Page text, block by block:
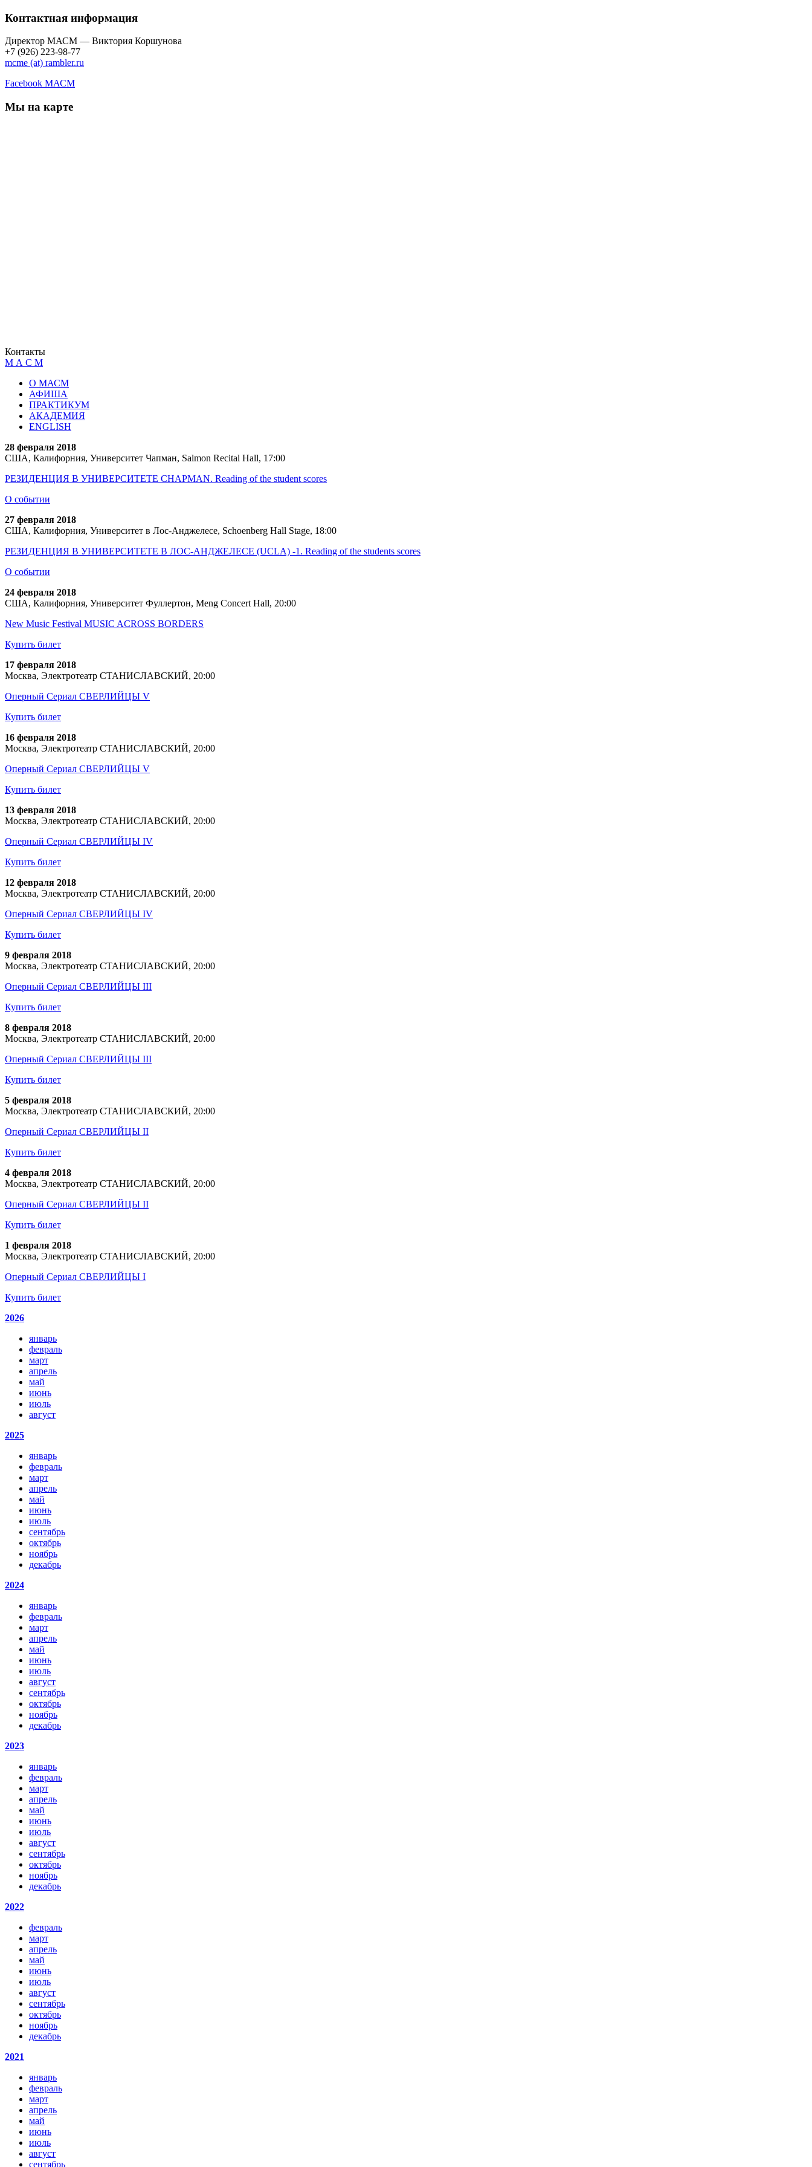
Контактная информация
Директор МАСМ — Виктория Коршунова
+7 (926) 223-98-77
mcme (at) rambler.ru
Facebook МАСМ
Мы на карте
Контакты
М А С М
О МАСМ
АФИША
ПРАКТИКУМ
АКАДЕМИЯ
ENGLISH
28 февраля 2018
США, Калифорния, Университет Чапман, Salmon Recital Hall, 17:00
РЕЗИДЕНЦИЯ В УНИВЕРСИТЕТЕ CHAPMAN. Reading of the student scores
О событии
27 февраля 2018
США, Калифорния, Университет в Лос-Анджелесе, Schoenberg Hall Stage, 18:00
РЕЗИДЕНЦИЯ В УНИВЕРСИТЕТЕ В ЛОС-АНДЖЕЛЕСЕ (UCLA) -1. Reading of the students scores
О событии
24 февраля 2018
США, Калифорния, Университет Фуллертон, Meng Concert Hall, 20:00
New Music Festival MUSIC ACROSS BORDERS
Купить билет
17 февраля 2018
Москва, Электротеатр СТАНИСЛАВСКИЙ, 20:00
Оперный Сериал СВЕРЛИЙЦЫ V
Купить билет
16 февраля 2018
Москва, Электротеатр СТАНИСЛАВСКИЙ, 20:00
Оперный Сериал СВЕРЛИЙЦЫ V
Купить билет
13 февраля 2018
Москва, Электротеатр СТАНИСЛАВСКИЙ, 20:00
Оперный Сериал СВЕРЛИЙЦЫ IV
Купить билет
12 февраля 2018
Москва, Электротеатр СТАНИСЛАВСКИЙ, 20:00
Оперный Сериал СВЕРЛИЙЦЫ IV
Купить билет
9 февраля 2018
Москва, Электротеатр СТАНИСЛАВСКИЙ, 20:00
Оперный Сериал СВЕРЛИЙЦЫ III
Купить билет
8 февраля 2018
Москва, Электротеатр СТАНИСЛАВСКИЙ, 20:00
Оперный Сериал СВЕРЛИЙЦЫ III
Купить билет
5 февраля 2018
Москва, Электротеатр СТАНИСЛАВСКИЙ, 20:00
Оперный Сериал СВЕРЛИЙЦЫ II
Купить билет
4 февраля 2018
Москва, Электротеатр СТАНИСЛАВСКИЙ, 20:00
Оперный Сериал СВЕРЛИЙЦЫ II
Купить билет
1 февраля 2018
Москва, Электротеатр СТАНИСЛАВСКИЙ, 20:00
Оперный Сериал СВЕРЛИЙЦЫ I
Купить билет
2026
январь
февраль
март
апрель
май
июнь
июль
август
2025
январь
февраль
март
апрель
май
июнь
июль
сентябрь
октябрь
ноябрь
декабрь
2024
январь
февраль
март
апрель
май
июнь
июль
август
сентябрь
октябрь
ноябрь
декабрь
2023
январь
февраль
март
апрель
май
июнь
июль
август
сентябрь
октябрь
ноябрь
декабрь
2022
февраль
март
апрель
май
июнь
июль
август
сентябрь
октябрь
ноябрь
декабрь
2021
январь
февраль
март
апрель
май
июнь
июль
август
сентябрь